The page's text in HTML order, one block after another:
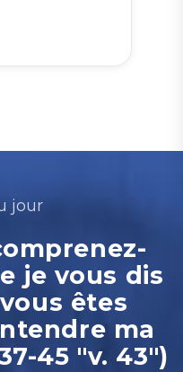
jour
je vous dis
êtes
ma
45 "v. 43")